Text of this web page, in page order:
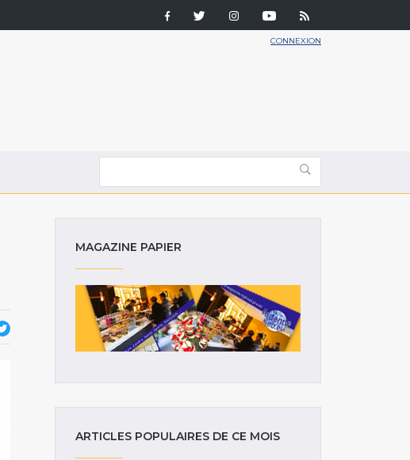
CONNEXION
MAGAZINE PAPIER
ARTICLES POPULAIRES DE CE MOIS